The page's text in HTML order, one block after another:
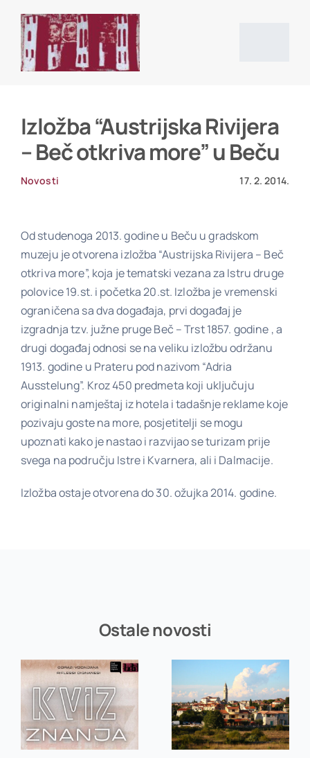
content
Vijesti
Projekti
Povijesni izvori i literatura
Poveznice
Kontakt
Izložba “Austrijska Rivijera
– Beč otkriva more” u Beču
Novosti 17. 2. 2014.
Od studenoga 2013. godine u Beču u gradskom
muzeju je otvorena izložba “Austrijska Rivijera – Beč
otkriva more”, koja je tematski vezana za Istru druge
polovice 19.st. i početka 20.st. Izložba je vremenski
ograničena sa dva događaja, prvi događaj je
izgradnja tzv. južne pruge Beč – Trst 1857. godine , a
drugi događaj odnosi se na veliku izložbu održanu
1913. godine u Prateru pod nazivom “Adria
Ausstelung”. Kroz 450 predmeta koji uključuju
originalni namještaj iz hotela i tadašnje reklame koje
pozivaju goste na more, posjetitelji se mogu
upoznati kako je nastao i razvijao se turizam prije
svega na području Istre i Kvarnera, ali i Dalmacije.
Izložba ostaje otvorena do 30. ožujka 2014. godine.
Ostale novosti